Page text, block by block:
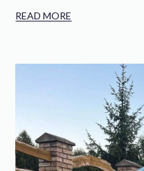
READ MORE